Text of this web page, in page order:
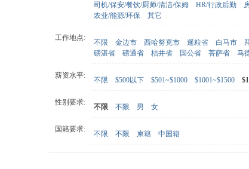
司机/保安/餐饮/厨师/清洁/保姆
HR/行政后勤
农业/能源/环保
其它
工作地点:
不限 金边市 西哈努克市 暹粒省 白马市
磅湛省
磅通省 桔井省 国公省 菩萨省 马
薪资水平:
不限 $500以下 $501~$1000 $1001~$1500
性别要求:
不限 不限 男 女
国籍要求:
不限 不限 柬籍 中国籍